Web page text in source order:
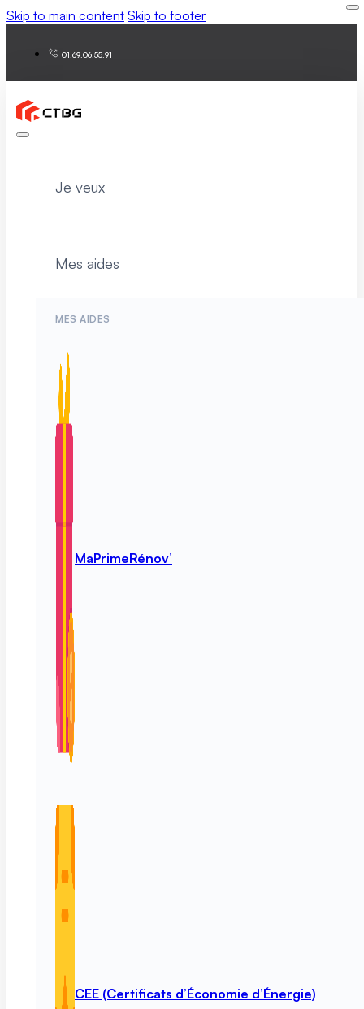
Skip to main content Skip to footer
01.69.06.55.91
Je veux
Mes aides
MES AIDES
MaPrimeRénov’
CEE (Certificats d’Économie d’Énergie)